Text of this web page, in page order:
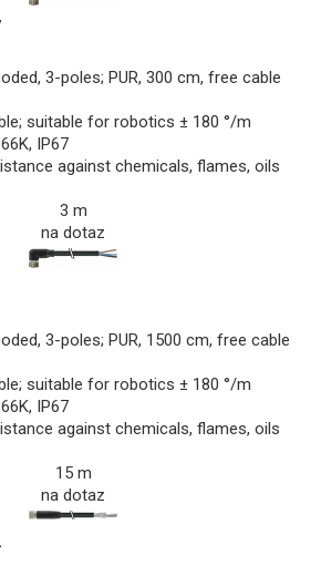
3-poles; PUR, 300 cm, free cable
suitable for robotics ± 180 °/m
IP67
against chemicals, flames, oils
3 m
na dotaz
3-poles; PUR, 1500 cm, free cable
suitable for robotics ± 180 °/m
IP67
against chemicals, flames, oils
15 m
na dotaz